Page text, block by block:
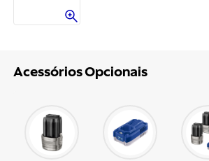
Acessórios Opcionais